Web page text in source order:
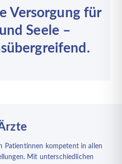
Versorgung für
Seele –
Patientinnen kompetent in allen
Mit unterschiedlichen